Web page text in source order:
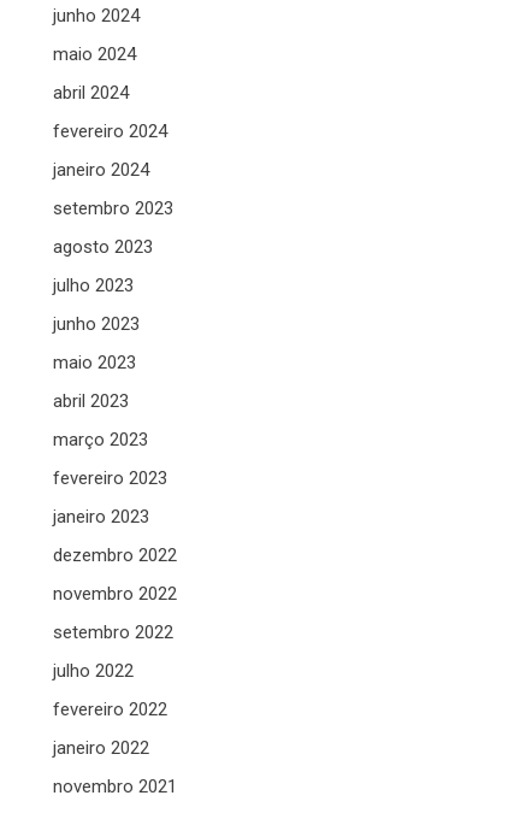
junho 2024
maio 2024
abril 2024
fevereiro 2024
janeiro 2024
setembro 2023
agosto 2023
julho 2023
junho 2023
maio 2023
abril 2023
março 2023
fevereiro 2023
janeiro 2023
dezembro 2022
novembro 2022
setembro 2022
julho 2022
fevereiro 2022
janeiro 2022
novembro 2021